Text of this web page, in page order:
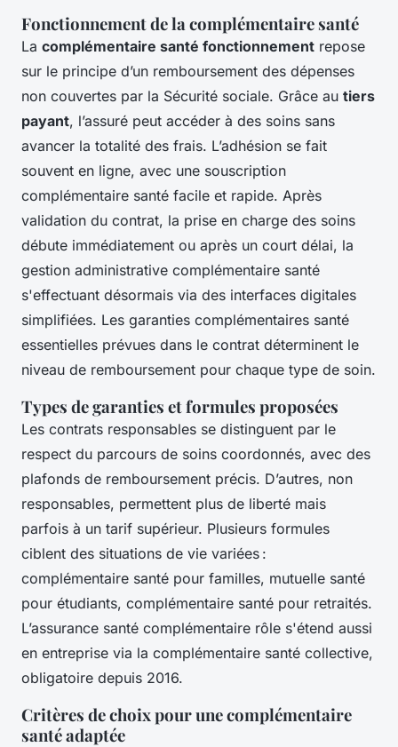
Fonctionnement de la complémentaire santé
La complémentaire santé fonctionnement repose
sur le principe d’un remboursement des dépenses
non couvertes par la Sécurité sociale. Grâce au tiers
payant, l’assuré peut accéder à des soins sans
avancer la totalité des frais. L’adhésion se fait
souvent en ligne, avec une souscription
complémentaire santé facile et rapide. Après
validation du contrat, la prise en charge des soins
débute immédiatement ou après un court délai, la
gestion administrative complémentaire santé
s'effectuant désormais via des interfaces digitales
simplifiées. Les garanties complémentaires santé
essentielles prévues dans le contrat déterminent le
niveau de remboursement pour chaque type de soin.
Types de garanties et formules proposées
Les contrats responsables se distinguent par le
respect du parcours de soins coordonnés, avec des
plafonds de remboursement précis. D’autres, non
responsables, permettent plus de liberté mais
parfois à un tarif supérieur. Plusieurs formules
ciblent des situations de vie variées :
complémentaire santé pour familles, mutuelle santé
pour étudiants, complémentaire santé pour retraités.
L’assurance santé complémentaire rôle s'étend aussi
en entreprise via la complémentaire santé collective,
obligatoire depuis 2016.
Critères de choix pour une complémentaire
santé adaptée